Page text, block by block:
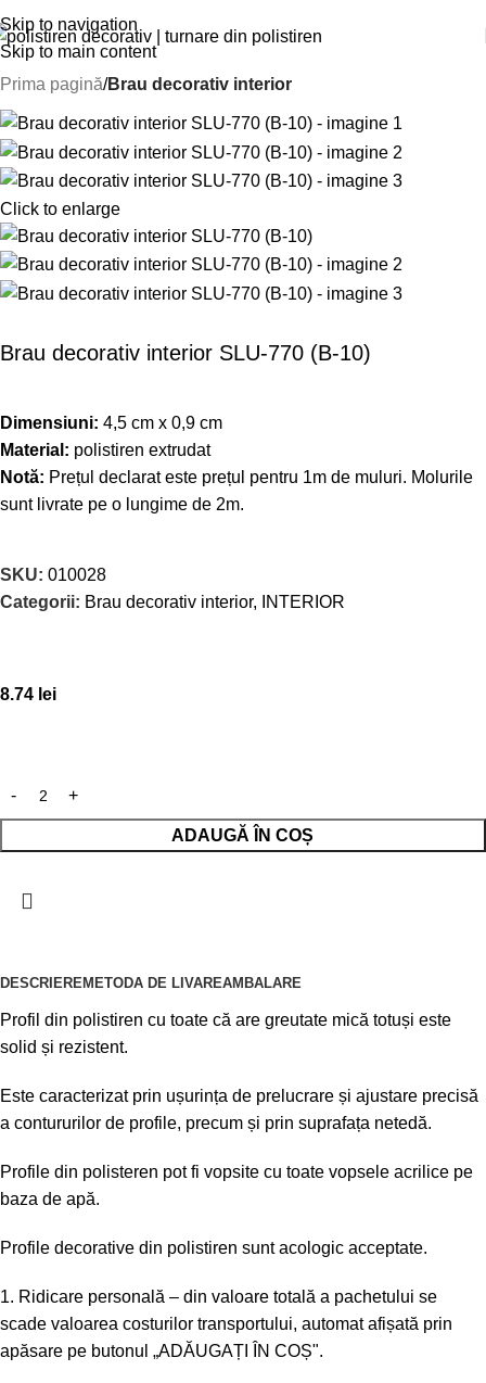
Skip to navigation
Skip to main content
Prima pagină Brau decorativ interior
Click to enlarge
Brau decorativ interior SLU-770 (B-10)
Dimensiuni: 4,5 cm x 0,9 cm
Material: polistiren extrudat
Notă: Prețul declarat este prețul pentru 1m de muluri. Molurile
sunt livrate pe o lungime de 2m.
SKU: 010028
Categorii: Brau decorativ interior, INTERIOR
8.74 lei
ADAUGĂ ÎN COȘ
DESCRIEREMETODA DE LIVAREAMBALARE
Profil din polistiren cu toate că are greutate mică totuși este
solid și rezistent.
Este caracterizat prin ușurința de prelucrare și ajustare precisă
a contururilor de profile, precum și prin suprafața netedă.
Profile din polisteren pot fi vopsite cu toate vopsele acrilice pe
baza de apă.
Profile decorative din polistiren sunt acologic acceptate.
1. Ridicare personală – din valoare totală a pachetului se
scade valoarea costurilor transportului, automat afișată prin
apăsare pe butonul „ADĂUGAȚI ÎN COȘ".